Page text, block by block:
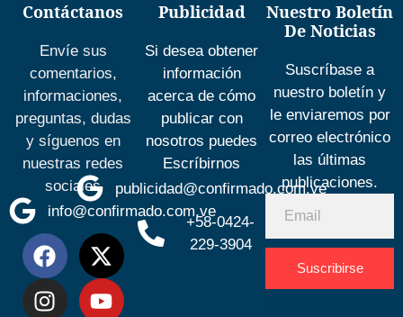
Contáctanos
Envíe sus
comentarios,
informaciones,
preguntas, dudas
y síguenos en
nuestras redes
sociales
info@confirmado.com.ve
Publicidad
Si desea obtener
información
acerca de cómo
publicar con
nosotros puedes
Escríbirnos
publicidad@confirmado.com.ve
+58-0424-
229-3904
Nuestro Boletín
De Noticias
Suscríbase a
nuestro boletín y
le enviaremos por
correo electrónico
las últimas
publicaciones.
Suscribirse